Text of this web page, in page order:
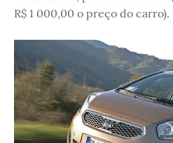
R$ 1 000,00 o preço do carro).